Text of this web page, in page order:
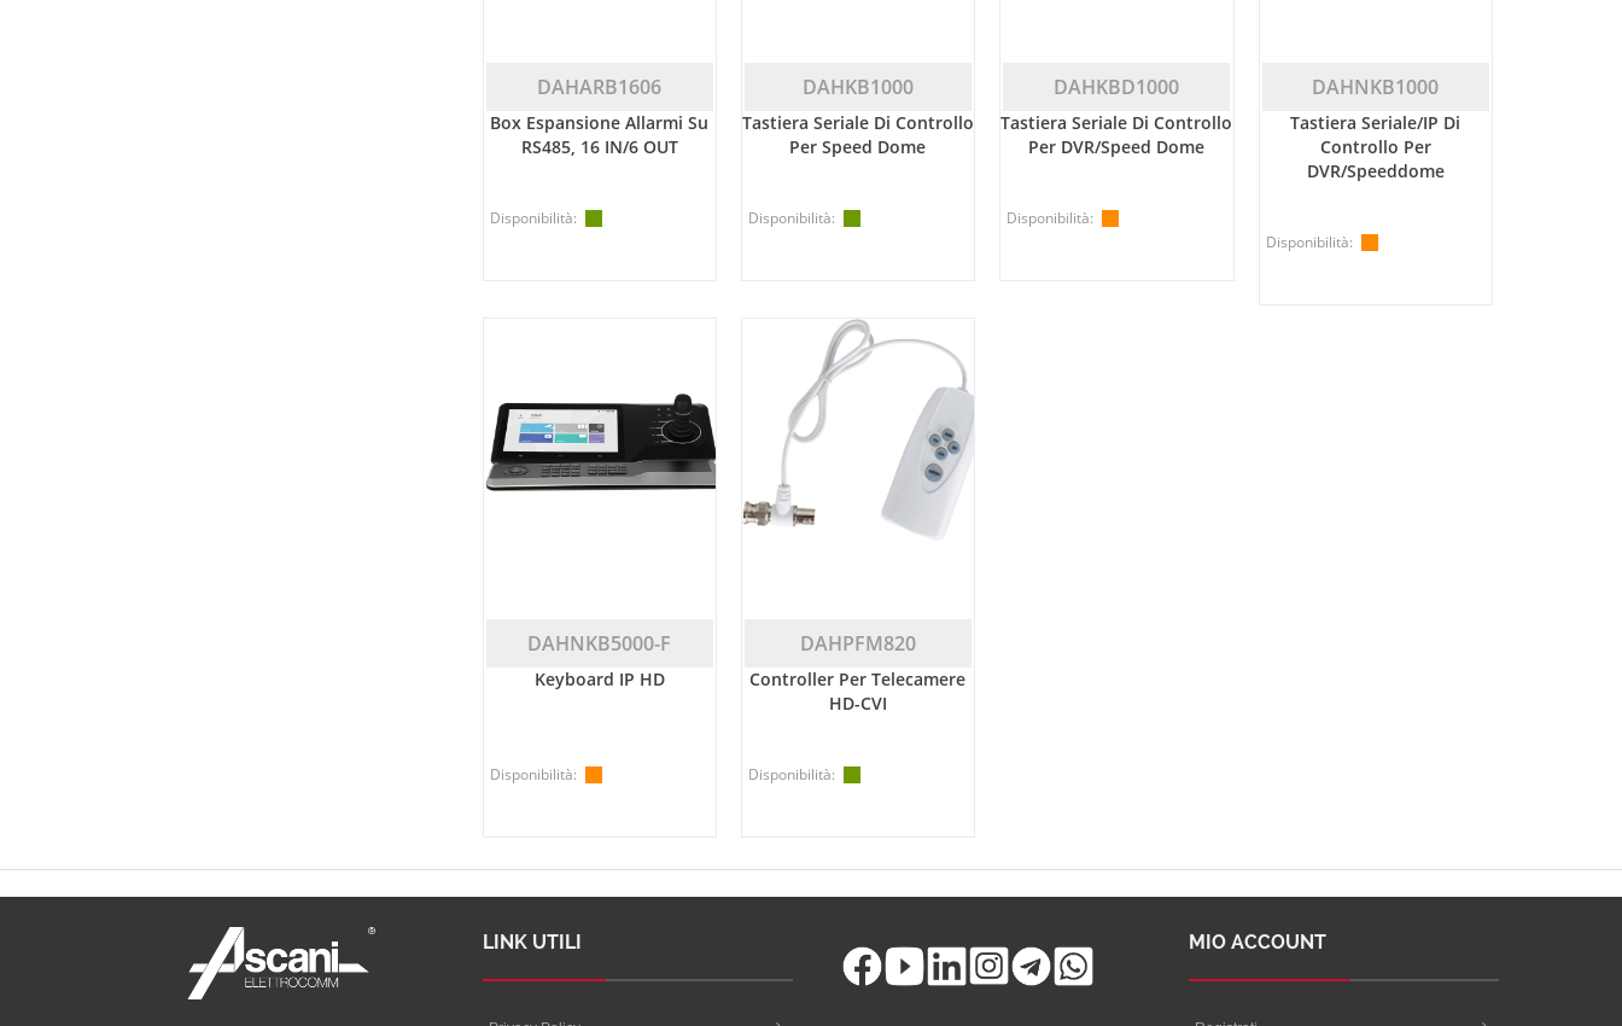
DAHARB1606
Box Espansione Allarmi Su
RS485, 16 IN/6 OUT
Disponibilità:
DAHKB1000
Tastiera Seriale Di Controllo
Per Speed Dome
Disponibilità:
DAHKBD1000
Tastiera Seriale Di Controllo
Per DVR/Speed Dome
Disponibilità:
DAHNKB1000
Tastiera Seriale/IP Di
Controllo Per
DVR/Speeddome
Disponibilità:
DAHNKB5000-F
Keyboard IP HD
Disponibilità:
DAHPFM820
Controller Per Telecamere
HD-CVI
Disponibilità:
LINK UTILI MIO ACCOUNT